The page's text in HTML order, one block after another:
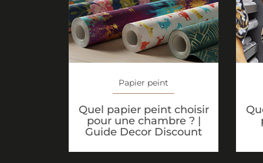
Papier peint
Quel papier peint choisir
pour une chambre ? |
Guide Decor Discount